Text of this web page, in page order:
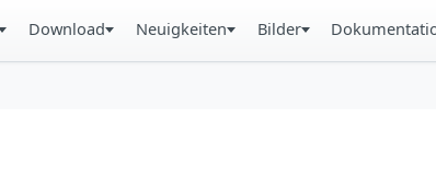
Download Neuigkeiten Bilder